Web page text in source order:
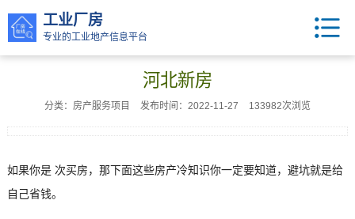
工业厂房
专业的工业地产信息平台
河北新房
分类：房产服务项目 发布时间：2022-11-27 133982次浏览
如果你是 次买房，那下面这些房产冷知识你一定要知道，避坑就是给
自己省钱。